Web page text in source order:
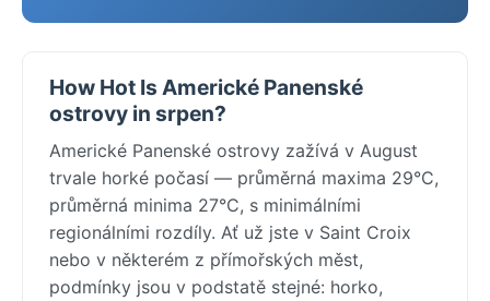
How Hot Is Americké Panenské
ostrovy in srpen?
Americké Panenské ostrovy zažívá v August
trvale horké počasí — průměrná maxima 29°C,
průměrná minima 27°C, s minimálními
regionálními rozdíly. Ať už jste v Saint Croix
nebo v některém z přímořských měst,
podmínky jsou v podstatě stejné: horko,